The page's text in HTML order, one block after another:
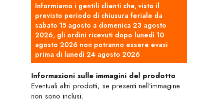
Informiamo i gentili clienti che, visto il
previsto periodo di chiusura feriale da
sabato 15 agosto a domenica 23 agosto
2026, gli ordini ricevuti dopo lunedì 10
agosto 2026 non potranno essere evasi
prima di lunedì 24 agosto 2026
Informazioni sulle immagini del prodotto
Eventuali altri prodotti, se presenti nell'immagine
non sono inclusi.